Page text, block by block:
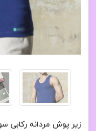
زیر پوش مردانه رکابی